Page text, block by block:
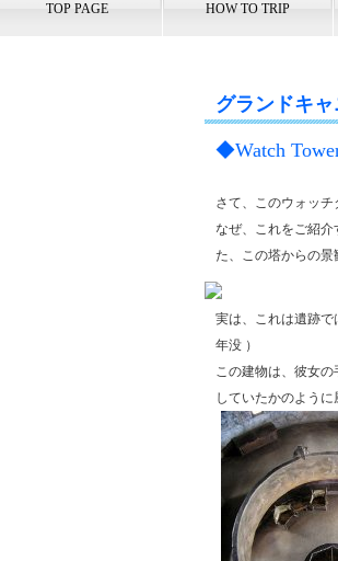
TOP PAGE HOW TO TRIP
グランドキ
◆Watch
さて、このウォッ
なぜ、これをご紹介
た、この塔からの景
実は、これは遺跡
年没 ）
この建物は、彼女
していたかのように